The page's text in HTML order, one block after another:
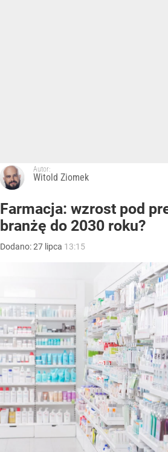
Autor:
Witold Ziomek
Farmacja: wzrost pod
branżę do 2030 roku?
Dodano:27 lipca 13:15